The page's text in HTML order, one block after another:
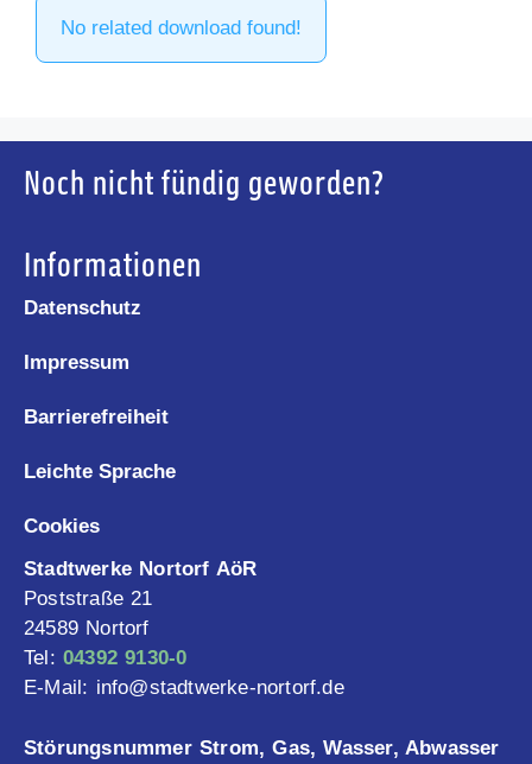
No related download found!
Noch nicht fündig geworden?
Informationen
Datenschutz
Impressum
Barrierefreiheit
Leichte Sprache
Cookies
Stadtwerke Nortorf AöR
Poststraße 21
24589 Nortorf
Tel: 04392 9130-0
E-Mail: info@stadtwerke-nortorf.de
Störungsnummer Strom, Gas, Wasser, Abwasser